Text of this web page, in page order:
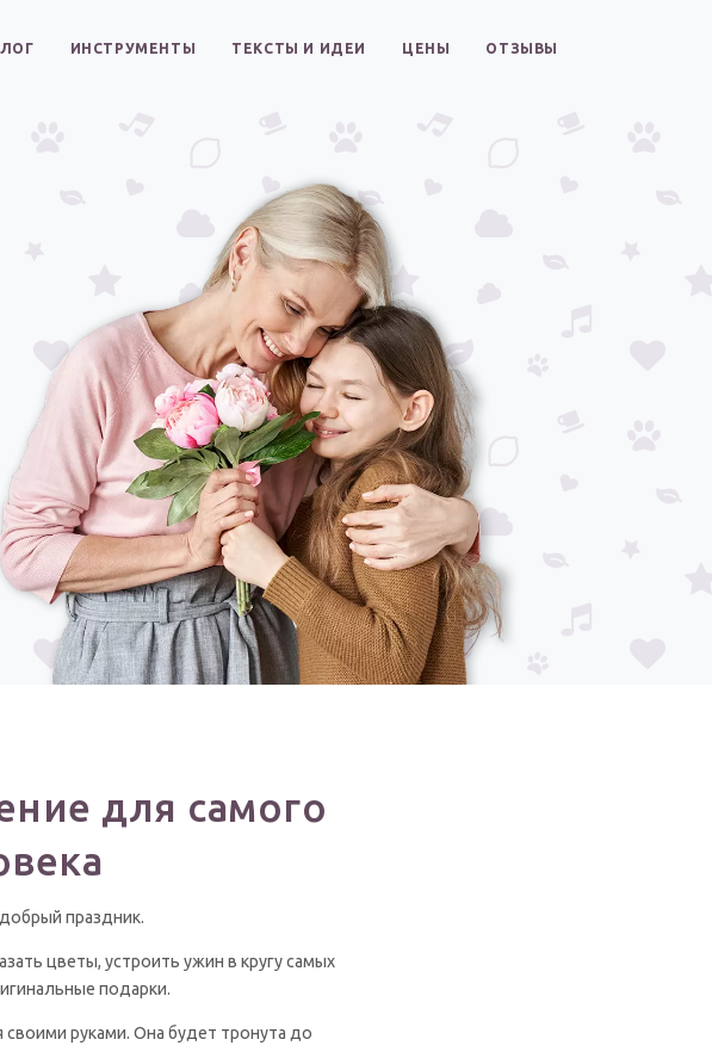
ИНСТРУМЕНТЫ ТЕКСТЫ И ИДЕИ ЦЕНЫ ОТЗЫВЫ
для самого
праздник.
цветы, устроить ужин в кругу самых
подарки.
руками. Она будет тронута до